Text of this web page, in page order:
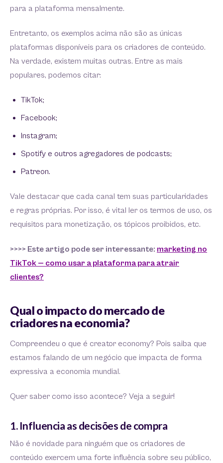
para a plataforma mensalmente.
Entretanto, os exemplos acima não são as únicas
plataformas disponíveis para os criadores de conteúdo.
Na verdade, existem muitas outras. Entre as mais
populares, podemos citar:
TikTok;
Facebook;
Instagram;
Spotify e outros agregadores de podcasts;
Patreon.
Vale destacar que cada canal tem suas particularidades
e regras próprias. Por isso, é vital ler os termos de uso, os
requisitos para monetização, os tópicos proibidos, etc.
>>>> Este artigo pode ser interessante: marketing no
TikTok — como usar a plataforma para atrair
clientes?
Qual o impacto do mercado de
criadores na economia?
Compreendeu o que é creator economy? Pois saiba que
estamos falando de um negócio que impacta de forma
expressiva a economia mundial.
Quer saber como isso acontece? Veja a seguir!
1. Influencia as decisões de compra
Não é novidade para ninguém que os criadores de
conteúdo exercem uma forte influência sobre seu público,